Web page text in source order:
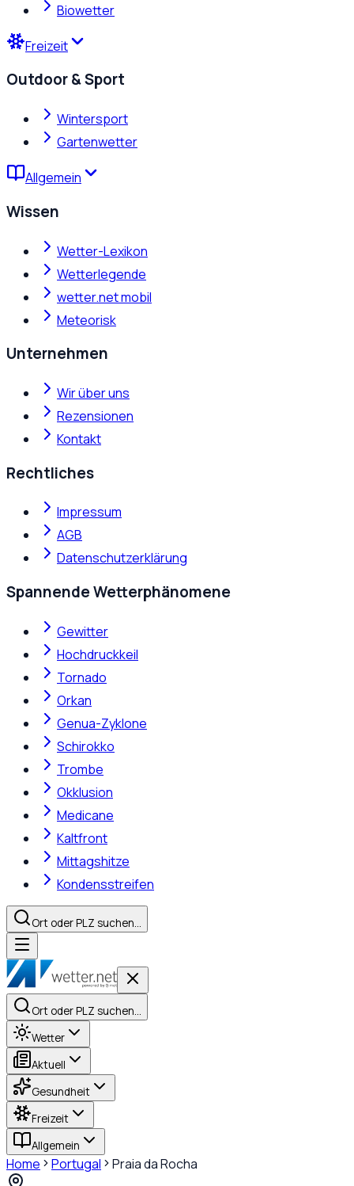
Biowetter
Freizeit
Outdoor & Sport
Wintersport
Gartenwetter
Allgemein
Wissen
Wetter-Lexikon
Wetterlegende
wetter.net mobil
Meteorisk
Unternehmen
Wir über uns
Rezensionen
Kontakt
Rechtliches
Impressum
AGB
Datenschutzerklärung
Spannende Wetterphänomene
Gewitter
Hochdruckkeil
Tornado
Orkan
Genua-Zyklone
Schirokko
Trombe
Okklusion
Medicane
Kaltfront
Mittagshitze
Kondensstreifen
Ort oder PLZ suchen…
Ort oder PLZ suchen…
Wetter
Aktuell
Gesundheit
Freizeit
Allgemein
Home Portugal Praia da Rocha